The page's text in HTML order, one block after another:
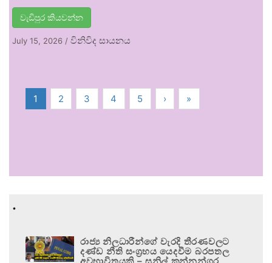
වැඩිපුර කියවන්න
July 15, 2026 / විනිවිද සායනය
1 2 3 4 5 › »
.
රාජ්‍ය නිලධාරීන්ගේ වැරදි තීරණවලට
දණ්ඩ නීති සංග්‍රහය යෙදවීම බරපතල